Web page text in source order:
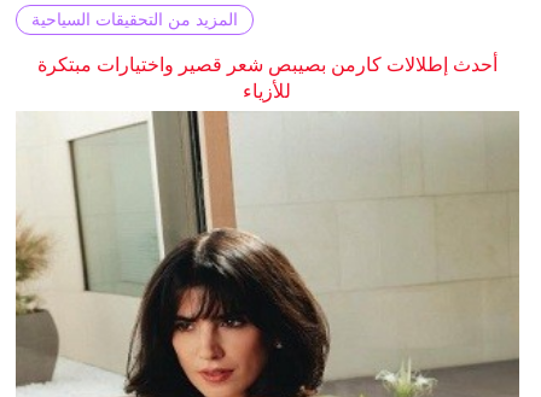
المزيد من التحقيقات السياحية
أحدث إطلالات كارمن بصيبص شعر قصير واختيارات مبتكرة
للأزياء